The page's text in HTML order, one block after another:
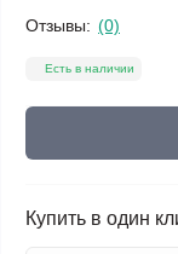
Отзывы: (0)
Есть в наличии
Купить в один